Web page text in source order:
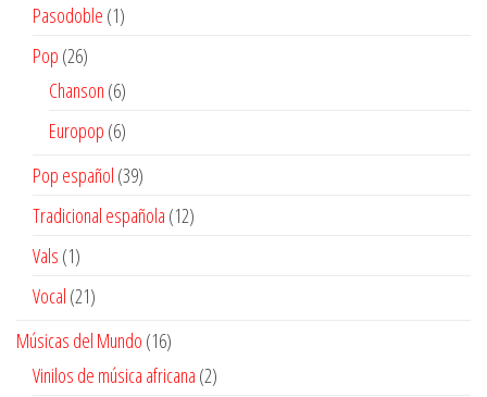
Pasodoble 11
Pop 2626
productos
Chanson 66
productos
Europop 66
Pop español 3939
productos
Tradicional española 1212
Vals 11
producto
Vocal 2121
Músicas del Mundo 1616
productos
Vinilos de música africana 22